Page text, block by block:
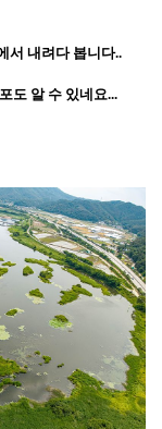
서 내려다 봅니다..
도 알 수 있네요...